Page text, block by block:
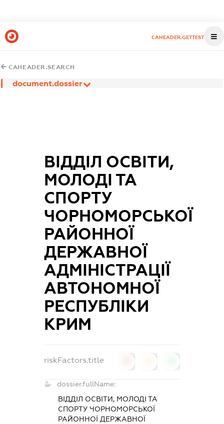
CAHEADER.GETTEST
CAHEADER.SEARCH
document.dossier
ВІДДІЛ ОСВІТИ,
МОЛОДІ ТА
СПОРТУ
ЧОРНОМОРСЬКОЇ
РАЙОННОЇ
ДЕРЖАВНОЇ
АДМІНІСТРАЦІЇ
АВТОНОМНОЇ
РЕСПУБЛІКИ
КРИМ
riskFactors.title
dossier.fullName:
ВІДДІЛ ОСВІТИ, МОЛОДІ ТА
СПОРТУ ЧОРНОМОРСЬКОЇ
РАЙОННОЇ ДЕРЖАВНОЇ